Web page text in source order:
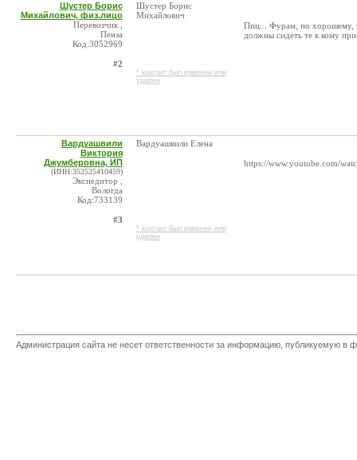
Шустер Борис
Михайлович, физ.лицо
Перевозчик ,
Пенза
Код:3052969
#2
Шустер Борис
Михайлович
* контакт был изменен или
удален
Ппц... Фурам, по хорошему, в
должны сидеть те к кому
Вардуашвили
Виктория
Джумберовна, ИП
(ИНН:352525410459)
Экспедитор ,
Вологда
Код:733139
#3
Вардуашвили Елена
* контакт был изменен или
удален
https://www.youtube.com/
Администрация сайта не несет ответственности за информацию, публикуемую